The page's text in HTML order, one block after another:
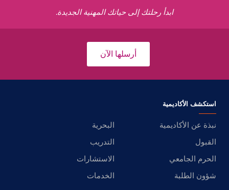
ابدأ رحلتك إلى حياتك المهنية الجديدة.
أرسلها الآن
استكشف الأكاديمية
نبذة عن الأكاديمية
البحرية
القبول
التدريب
الحرم الجامعي
الاستشارات
شؤون الطلبة
الخدمات